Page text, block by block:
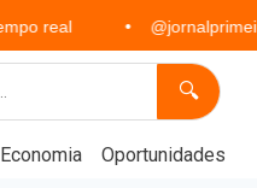
@jornalprimeironoticias
🔍
Economia Oportunidades